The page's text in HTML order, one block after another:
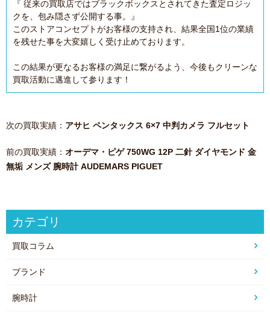
『 従来の買取店ではブラックボックスとされてきた査定ロジッ
クを、包み隠さず公開する事。』
このストアコンセプトがお客様の支持され、結果全国1位の業績
を残せた事を大変嬉しく受け止めております。
この結果が更なるお客様の満足に繋がるよう、今後もクリーンな
買取活動に邁進して参ります！
次の買取実績： アサヒ ペンタックス 6×7 中判カメラ フルセット
前の買取実績： オーデマ・ピゲ 750WG 12P 二針 ダイヤモンド 金
無垢 メンズ 腕時計 AUDEMARS PIGUET
カテゴリ
買取コラム
ブランド
腕時計